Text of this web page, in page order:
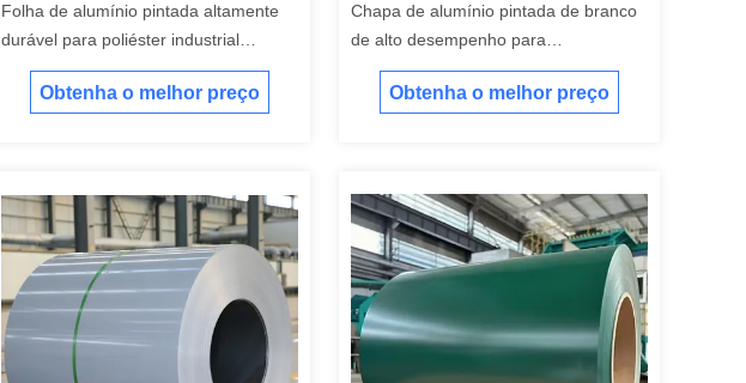
Folha de alumínio pintada altamente
durável para poliéster industrial
resistente a altas temperaturas
Obtenha o melhor preço
Chapa de alumínio pintada de branco
de alto desempenho para
equipamentos e máquinas industriais
fortes e robustos
Obtenha o melhor preço